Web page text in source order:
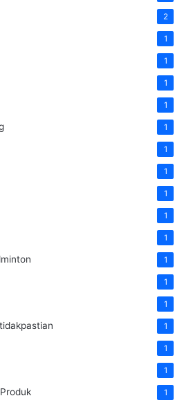
2
1
1
1
1
1
1
1
1
1
1
1
1
1
1
1
1
1